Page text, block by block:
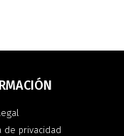
de privacidad